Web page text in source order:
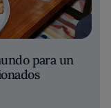
para un